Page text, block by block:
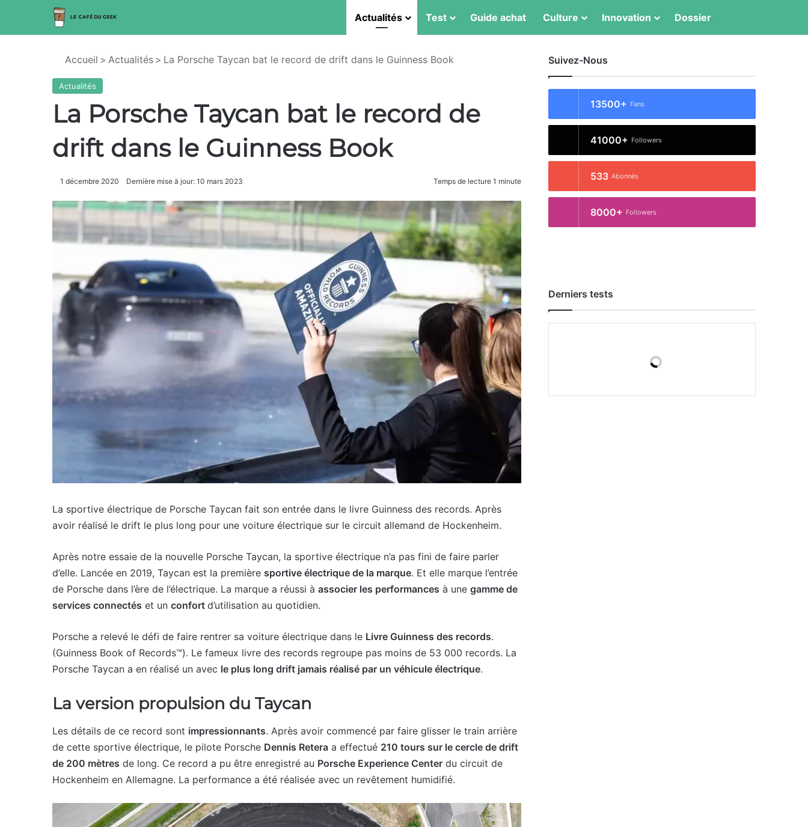
Actualités Test Guide achat Culture Innovation Dossier
Accueil > Actualités > La Porsche Taycan bat le record de drift dans le Guinness Book
Actualités
La Porsche Taycan bat le record de
drift dans le Guinness Book
1 décembre 2020 Dernière mise à jour: 10 mars 2023 Temps de lecture 1 minute
La sportive électrique de Porsche Taycan fait son entrée dans le livre Guinness des records. Après
avoir réalisé le drift le plus long pour une voiture électrique sur le circuit allemand de Hockenheim.
Après notre essaie de la nouvelle Porsche Taycan, la sportive électrique n’a pas fini de faire parler
d’elle. Lancée en 2019, Taycan est la première sportive électrique de la marque. Et elle marque l’entrée
de Porsche dans l’ère de l’électrique. La marque a réussi à associer les performances à une gamme de
services connectés et un confort d’utilisation au quotidien.
Porsche a relevé le défi de faire rentrer sa voiture électrique dans le Livre Guinness des records.
(Guinness Book of Records™). Le fameux livre des records regroupe pas moins de 53 000 records. La
Porsche Taycan a en réalisé un avec le plus long drift jamais réalisé par un véhicule électrique.
La version propulsion du Taycan
Les détails de ce record sont impressionnants. Après avoir commencé par faire glisser le train arrière
de cette sportive électrique, le pilote Porsche Dennis Retera a effectué 210 tours sur le cercle de drift
de 200 mètres de long. Ce record a pu être enregistré au Porsche Experience Center du circuit de
Hockenheim en Allemagne. La performance a été réalisée avec un revêtement humidifié.
Suivez-Nous
13500+ Fans
41000+ Followers
533 Abonnés
8000+ Followers
Derniers tests